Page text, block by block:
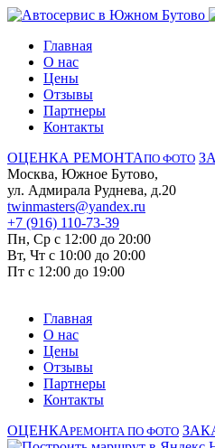
Главная
О нас
Цены
Отзывы
Партнеры
Контакты
ОЦЕНКА РЕМОНТАПО ФОТО
Москва, Южное Бутово,
ул. Адмирала Руднева, д.20
twinmasters@yandex.ru
+7 (916) 110-73-39
Пн, Ср с 12:00 до 20:00
Вт, Чт с 10:00 до 20:00
Пт с 12:00 до 19:00
Главная
О нас
Цены
Отзывы
Партнеры
Контакты
ОЦЕНКАРЕМОНТА ПО ФОТО